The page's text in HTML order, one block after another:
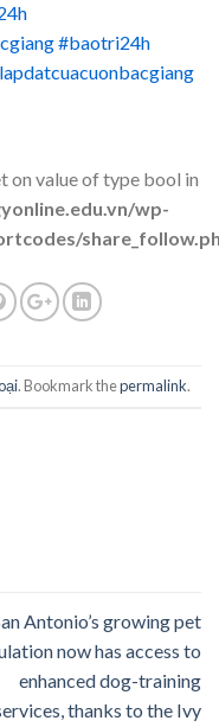
#baotri24h
on value of type bool in
wp-
. Bookmark thepermalink.
Antonio’s growing pet
now has access to
enhanced dog-training
thanks to the Ivy